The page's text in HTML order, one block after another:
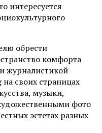
интересуется
обрести
комфорта
журналистикой
своих страницах
музыки,
фото
эстетах разных